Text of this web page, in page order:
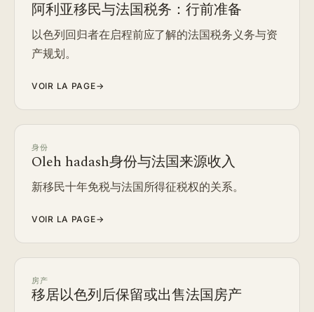
阿利亚移民与法国税务：行前准备
以色列回归者在启程前应了解的法国税务义务与资
产规划。
VOIR LA PAGE→
身份
Oleh hadash身份与法国来源收入
新移民十年免税与法国所得征税权的关系。
VOIR LA PAGE→
房产
移居以色列后保留或出售法国房产